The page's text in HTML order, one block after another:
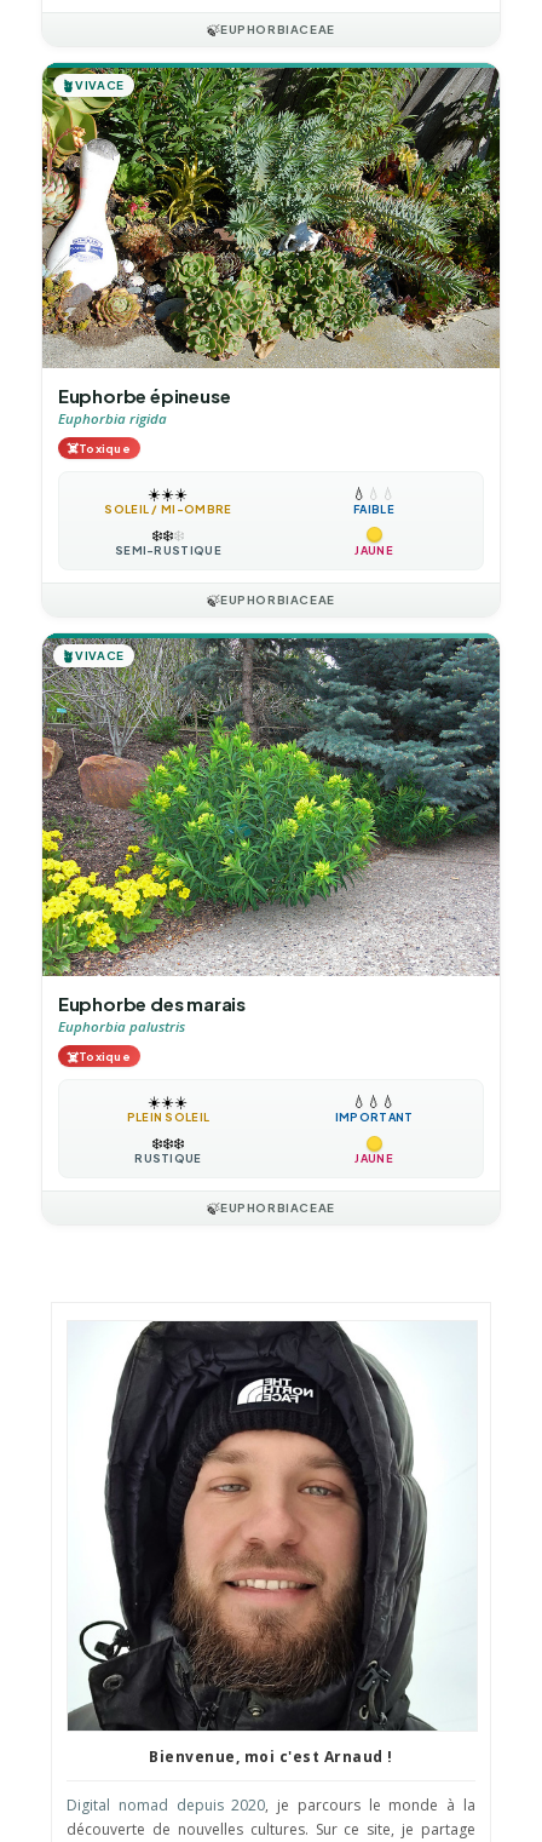
🍃EUPHORBIACEAE
🪴VIVACE
Euphorbe épineuse
Euphorbia rigida
☠️Toxique
☀️☀️☀️
SOLEIL / MI-OMBRE
💧 💧 💧
FAIBLE
❄️❄️❄️
SEMI-RUSTIQUE JAUNE
🍃EUPHORBIACEAE
🪴VIVACE
Euphorbe des marais
Euphorbia palustris
☠️Toxique
☀️☀️☀️
PLEIN SOLEIL
💧 💧 💧
IMPORTANT
❄️❄️❄️
RUSTIQUE JAUNE
🍃EUPHORBIACEAE
Bienvenue, moi c'est Arnaud !
Digital nomad depuis 2020, je parcours le monde à la
découverte de nouvelles cultures. Sur ce site, je partage